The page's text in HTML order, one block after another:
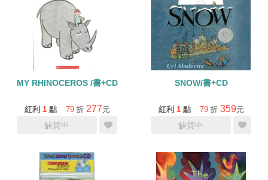
MY RHINOCEROS /書+CD
紅利 1 點 79 折 277元
缺貨中
SNOW/書+CD
紅利 1 點 79 折 359元
缺貨中